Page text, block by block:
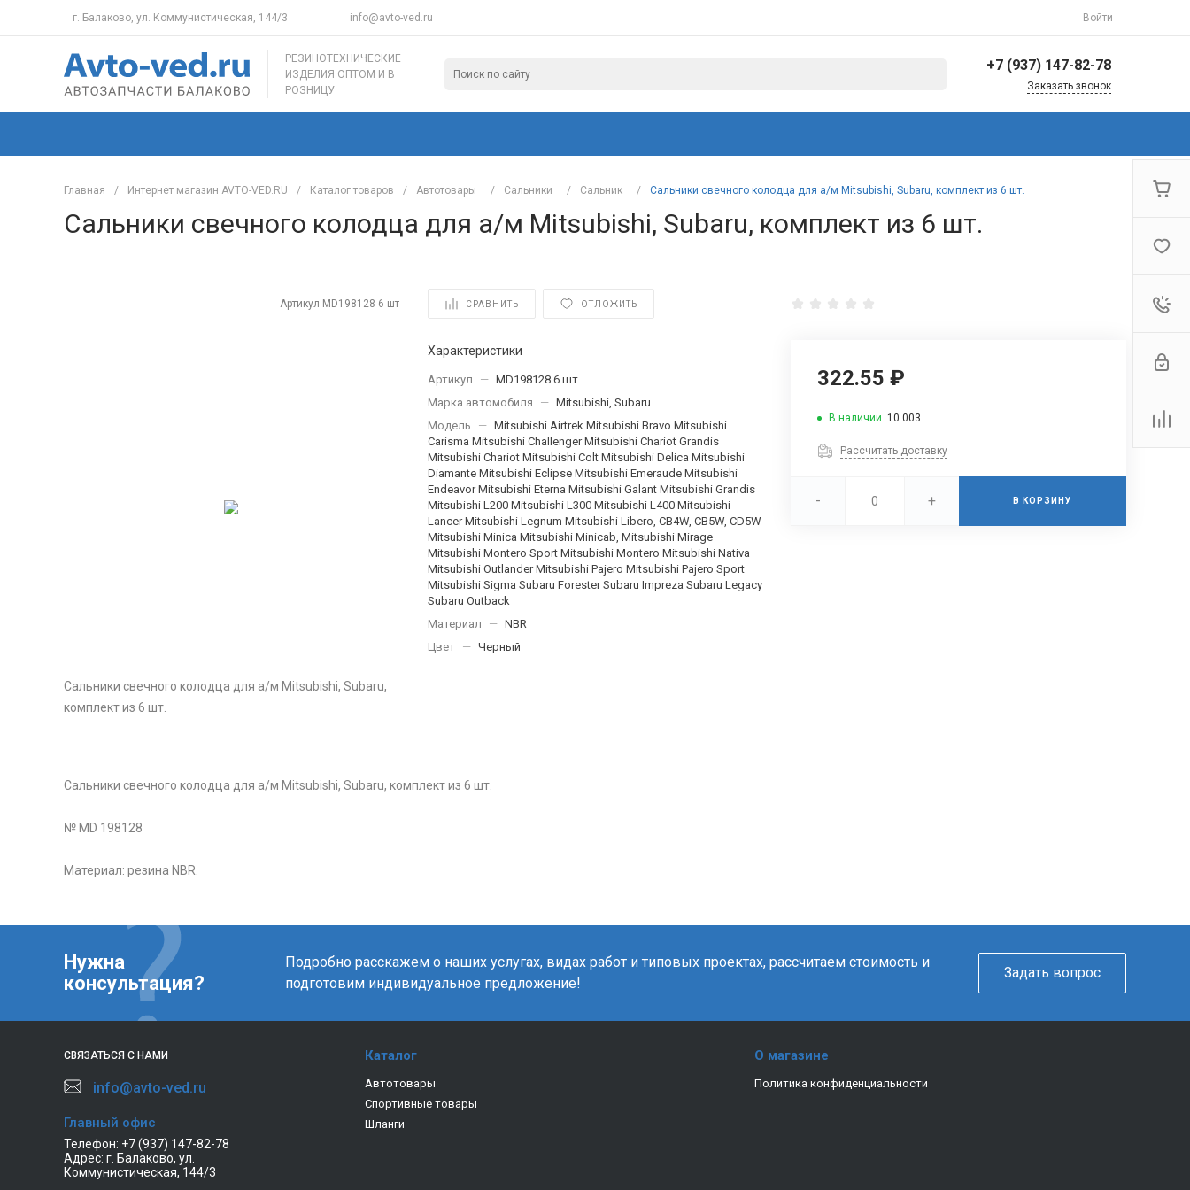
г. Балаково, ул. Коммунистическая, 144/3 info@avto-ved.ru Войти
РЕЗИНОТЕХНИЧЕСКИЕ
ИЗДЕЛИЯ ОПТОМ И В
РОЗНИЦУ
+7 (937) 147-82-78
Коммунистическая,
Пн-Пт: 8:30-17:00 Cб-Вс:
Выходной
Заказать звонок
Главная / Интернет магазин AVTO-VED.RU / Каталог товаров / Автотовары / Сальники / Сальник / Сальники свечного колодца для а/м Mitsubishi, Subaru, комплект из 6 шт.
Сальники свечного колодца для а/м Mitsubishi, Subaru, комплект из 6 шт.
Артикул MD198128 6 шт СРАВНИТЬ ОТЛОЖИТЬ
Сальники свечного колодца для а/м Mitsubishi, Subaru,
комплект из 6 шт.
Характеристики
Артикул — MD198128 6 шт
Марка автомобиля
— Mitsubishi, Subaru
Модель
— Mitsubishi Airtrek Mitsubishi Bravo Mitsubishi
Carisma Mitsubishi Challenger Mitsubishi Chariot Grandis
Mitsubishi Chariot Mitsubishi Colt Mitsubishi Delica Mitsubishi
Diamante Mitsubishi Eclipse Mitsubishi Emeraude Mitsubishi
Endeavor Mitsubishi Eterna Mitsubishi Galant Mitsubishi Grandis
Mitsubishi L200 Mitsubishi L300 Mitsubishi L400 Mitsubishi
Lancer Mitsubishi Legnum Mitsubishi Libero, CB4W, CB5W, CD5W
Mitsubishi Minica Mitsubishi Minicab, Mitsubishi Mirage
Mitsubishi Montero Sport Mitsubishi Montero Mitsubishi Nativa
Mitsubishi Outlander Mitsubishi Pajero Mitsubishi Pajero Sport
Mitsubishi Sigma Subaru Forester Subaru Impreza Subaru Legacy
Subaru Outback
Материал
— NBR
Цвет
— Черный
322.55 ₽
В наличии 10 003
Рассчитать доставку
- + В КОРЗИНУ
Сальники свечного колодца для а/м Mitsubishi, Subaru, комплект из 6 шт.
№ MD 198128
Материал: резина NBR.
Нужна
консультация?
Подробно расскажем о наших услугах, видах работ и типовых проектах, рассчитаем стоимость и
подготовим индивидуальное предложение!
Задать вопрос
СВЯЗАТЬСЯ С НАМИ
info@avto-ved.ru
Главный офис
Телефон: +7 (937) 147-82-78
Адрес: г. Балаково, ул.
Коммунистическая, 144/3
Каталог
Автотовары
Спортивные товары
Шланги
О магазине
Политика конфиденциальности